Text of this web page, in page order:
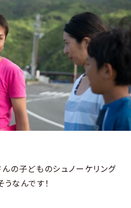
の子どものシュノーケリング
なんです！